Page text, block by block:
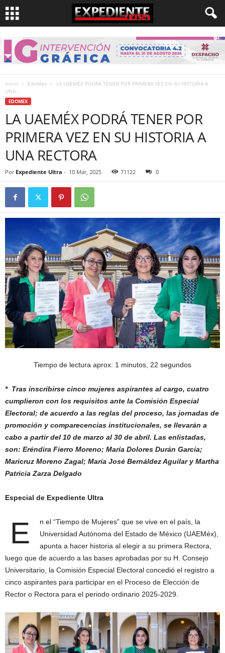
Inicio EdoMex
LA UAEMÉX PODRÁ TENER POR PRIMERA VEZ EN SU HISTORIA A
UNA...
EDOMEX
LA UAEMÉX PODRÁ TENER POR
PRIMERA VEZ EN SU HISTORIA A
UNA RECTORA
Por Expediente Ultra - 10 Mar, 2025 71122 0
Tiempo de lectura aprox: 1 minutos, 22 segundos
* Tras inscribirse cinco mujeres aspirantes al cargo, cuatro
cumplieron con los requisitos ante la Comisión Especial
Electoral; de acuerdo a las reglas del proceso, las jornadas de
promoción y comparecencias institucionales, se llevarán a
cabo a partir del 10 de marzo al 30 de abril. Las enlistadas,
son: Eréndira Fierro Moreno; María Dolores Durán García;
Maricruz Moreno Zagal; María José Bernáldez Aguilar y Martha
Patricia Zarza Delgado
Especial de Expediente Ultra
E
n el “Tiempo de Mujeres” que se vive en el país, la
Universidad Autónoma del Estado de México (UAEMéx),
apunta a hacer historia al elegir a su primera Rectora,
luego que de acuerdo a las bases aprobadas por su H. Consejo
Universitario, la Comisión Especial Electoral concedió el registro a
cinco aspirantes para participar en el Proceso de Elección de
Rector o Rectora para el periodo ordinario 2025-2029.